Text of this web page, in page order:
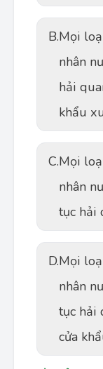
B.Mọi
nhân
hải
khẩu
C.Mọi
nhân
tục hải
D.Mọi
nhân
tục hải
cửa